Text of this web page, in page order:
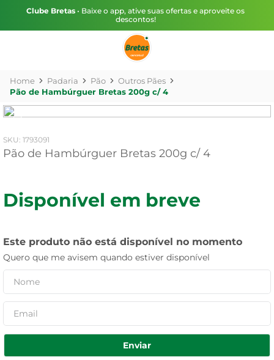
Clube Bretas • Baixe o app, ative suas ofertas e aproveite os
descontos!
Padaria Pão
Outros Pães
Pão de Hambúrguer Bretas 200g c/ 4
: 1793091
Pão de Hambúrguer Bretas 200g c/ 4
Disponível em breve
Este produto não está disponível no momento
Quero que me avisem quando estiver disponível
Enviar